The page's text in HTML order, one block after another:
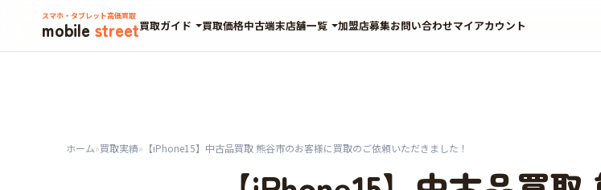
スマホ・タブレット高価買取
mobile street買取ガイド 買取価格中古端末店舗一覧 加盟店募集お問い合わせマイアカウント
ホーム»買取実績» 【iPhone15】中古品買取 熊谷市のお客様に買取のご依頼いただきました！